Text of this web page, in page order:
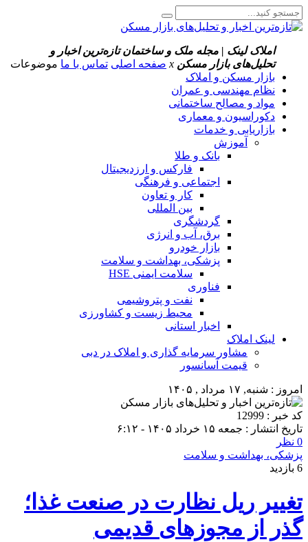
املاک لینک | مجله ملک و ساختمان تازه‌ترین اخبار و
تحلیل‌های بازار مسکن x صفحه اصلی تماس با ما موضوعات
بازار مسکن و املاک
نظام مهندسی و عمران
مواد و مصالح ساختمانی
دکوراسیون و معماری
بازاریابی و خدمات
آموزش
بانک و طلا
فارکس و ارزدیجیتال
اجتماعی و فرهنگی
کار و تعاون
بین المللی
گردشگری
برق، آب و انرژی
بازار خودرو
پزشکی، بهداشت و سلامت
سلامت ایمنی HSE
فناوری
نفت و پتروشیمی
محیط زیست و کشاورزی
اخبار استانی
لینک املاک
مشاور سرمایه گذاری و املاک در دبی
قیمت آسانسور
امروز : شنبه, ۱۷ مرداد , ۱۴۰۵
کد خبر : 12999
تاریخ انتشار : جمعه ۱۵ خرداد ۱۴۰۵ - ۶:۱۲
0 نظر
پزشکی، بهداشت و سلامت
6 بازدید
تغییر ریل نظارت در صنعت غذا؛
گذر از مجوزهای قدیمی